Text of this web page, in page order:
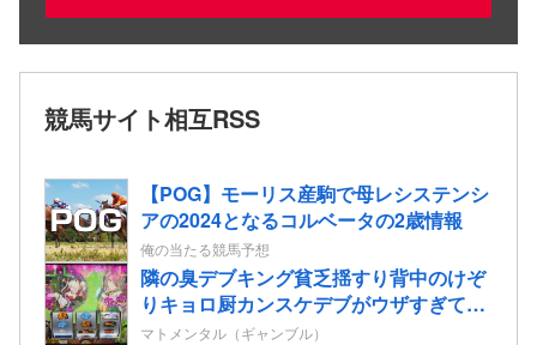
競馬サイト相互RSS
【POG】モーリス産駒で母レシステンシ
アの2024となるコルベータの2歳情報
俺の当たる競馬予想
隣の臭デブキング貧乏揺すり背中のけぞ
りキョロ厨カンスケデブがウザすぎて心
が折れそう…
マトメンタル（ギャンブル）